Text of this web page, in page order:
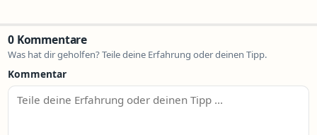
0 Kommentare
Was hat dir geholfen? Teile deine Erfahrung oder deinen Tipp.
Kommentar